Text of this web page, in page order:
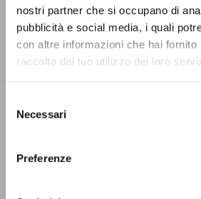
nostri partner che si occupano di
pubblicità e social media, i quali
con altre informazioni che hai fornito
raccolto dal tuo utilizzo dei loro
delNecessari
Preferenze
Spanish
Pages: 1
MORE RESULTS